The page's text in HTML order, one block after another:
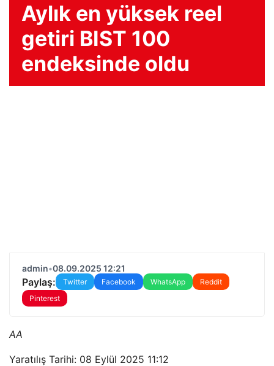
Aylık en yüksek reel
getiri BIST 100
endeksinde oldu
admin•08.09.2025 12:21
Paylaş: Twitter Facebook WhatsApp
Reddit
Pinterest
AA
Yaratılış Tarihi: 08 Eylül 2025 11:12